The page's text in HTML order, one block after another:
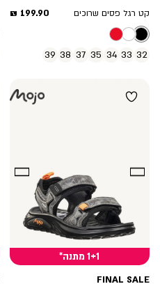
קט רגל פסים שרוכים
מחיר
199.90 ₪
32
33
34
35
37
38
39
1+1 מתנה*
FINAL SALE